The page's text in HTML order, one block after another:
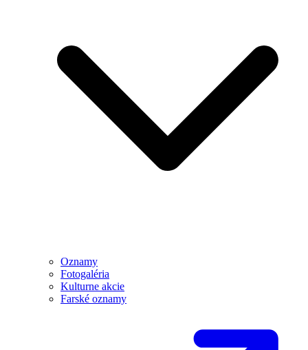
Oznamy
Fotogaléria
Kulturne akcie
Farské oznamy